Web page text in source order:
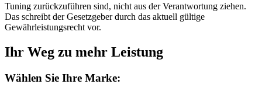
Tuning zurückzuführen sind, nicht aus der Verantwortung ziehen.
Das schreibt der Gesetzgeber durch das aktuell gültige
Gewährleistungsrecht vor.
Ihr Weg zu mehr Leistung
Wählen Sie Ihre Marke: